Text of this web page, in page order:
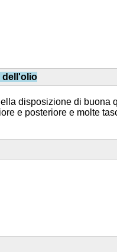
dell'olio
disposizione di buona
e posteriore e molte